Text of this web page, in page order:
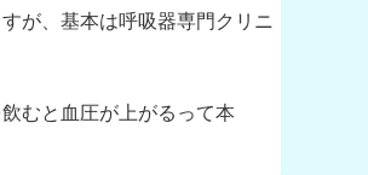
が、基本は呼吸器専門クリニ
むと血圧が上がるって本